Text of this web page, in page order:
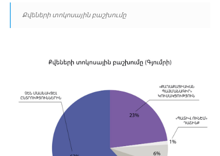
Քվեների տոկոսային բաշխումը